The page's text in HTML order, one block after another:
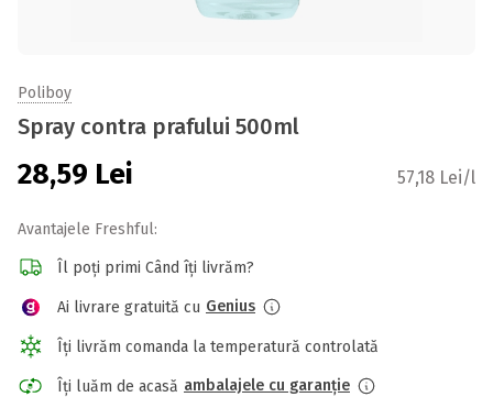
Poliboy
Spray contra prafului 500ml
28,59 Lei 57,18 Lei/l
Avantajele Freshful:
Îl poți primi Când îți livrăm?
Ai livrare gratuită cu Genius
Îți livrăm comanda la temperatură controlată
Îți luăm de acasă ambalajele cu garanție